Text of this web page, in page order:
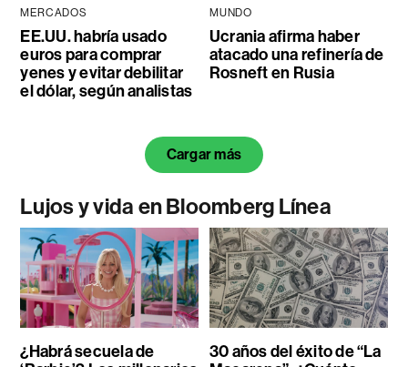
MERCADOS
EE.UU. habría usado
euros para comprar
yenes y evitar debilitar
el dólar, según analistas
MUNDO
Ucrania afirma haber
atacado una refinería de
Rosneft en Rusia
Cargar más
Lujos y vida en Bloomberg Línea
¿Habrá secuela de
30 años del éxito de “La